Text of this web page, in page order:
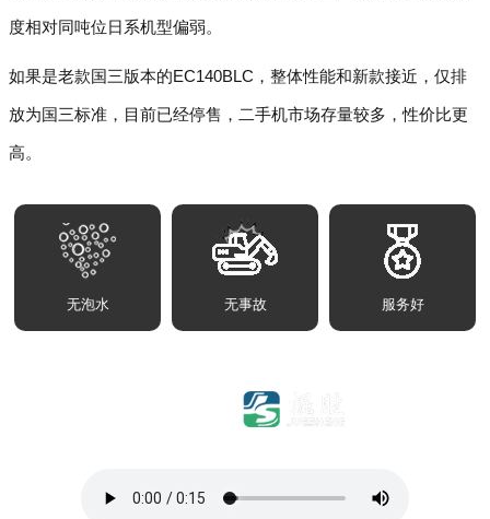
度相对同吨位日系机型偏弱。
如果是老款国三版本的EC140BLC，整体性能和新款接近，仅排
放为国三标准，目前已经停售，二手机市场存量较多，性价比更
高。
无泡水 无事故 服务好